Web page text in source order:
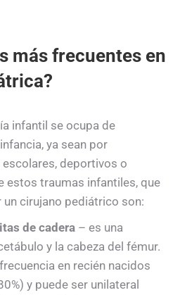
más frecuentes en
infantil se ocupa de
ya sean por
deportivos o
estos traumas infantiles, que
cirujano pediátrico son:
de cadera – es una
y la cabeza del fémur.
en recién nacidos
y puede ser unilateral